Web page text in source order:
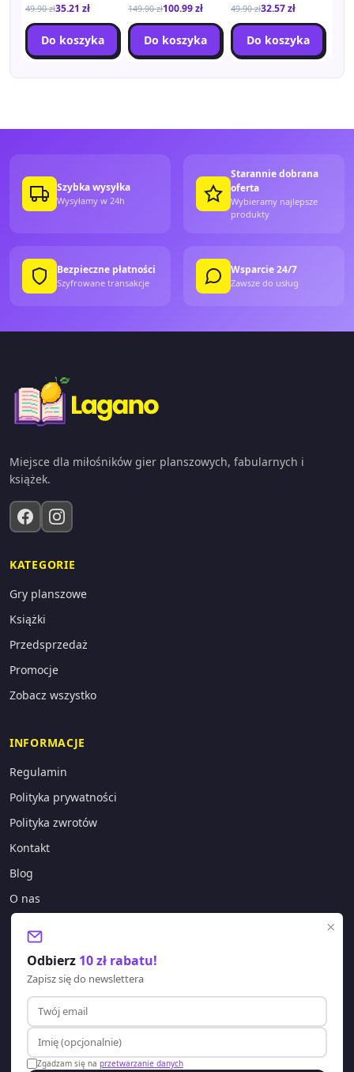
×
Odbierz 10 zł rabatu!
Zapisz się do newslettera
Zgadzam się na przetwarzanie danych
49.90zł35.21zł
Do koszyka
149.90zł100.99zł
Do koszyka
49.90zł32.57zł
Do koszyka
Szybka wysyłka
Wysyłamy w 24h
Starannie dobrana
oferta
Wybieramy najlepsze
produkty
Bezpieczne płatności
Szyfrowane transakcje
Wsparcie 24/7
Zawsze do usług
Miejsce dla miłośników gier planszowych, fabularnych i
książek.
KATEGORIE
Gry planszowe
Książki
Przedsprzedaż
Promocje
Zobacz wszystko
INFORMACJE
Regulamin
Polityka prywatności
Polityka zwrotów
Kontakt
Blog
O nas
KONTAKT
sklep@lagano.pl
+48 577 388 303
Godziny pracy:
Pon-Pt: 8:00 - 20:00